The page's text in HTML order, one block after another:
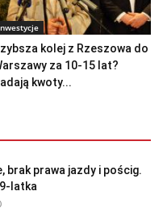
kolej z Rzeszowa do
za 10-15 lat?
kwoty...
brak prawa jazdy i pościg.
latka